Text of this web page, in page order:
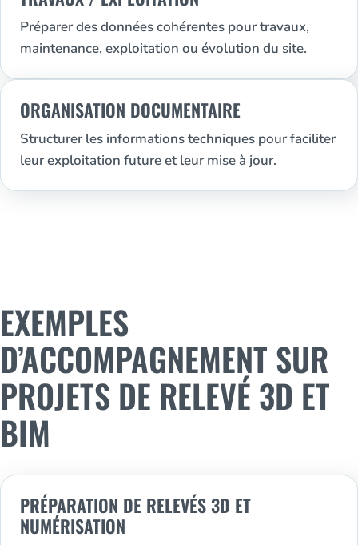
Préparer des données cohérentes pour travaux,
maintenance, exploitation ou évolution du site.
ORGANISATION DOCUMENTAIRE
Structurer les informations techniques pour faciliter
leur exploitation future et leur mise à jour.
EXEMPLES
D’ACCOMPAGNEMENT SUR
PROJETS DE RELEVÉ 3D ET
BIM
PRÉPARATION DE RELEVÉS 3D ET
NUMÉRISATION